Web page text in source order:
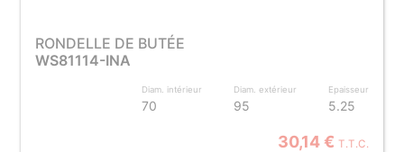
RONDELLE DE BUTÉE
WS81114-INA
Diam. intérieur
70
Diam. extérieur
95
Epaisseur
5.25
30,14 € T.T.C.